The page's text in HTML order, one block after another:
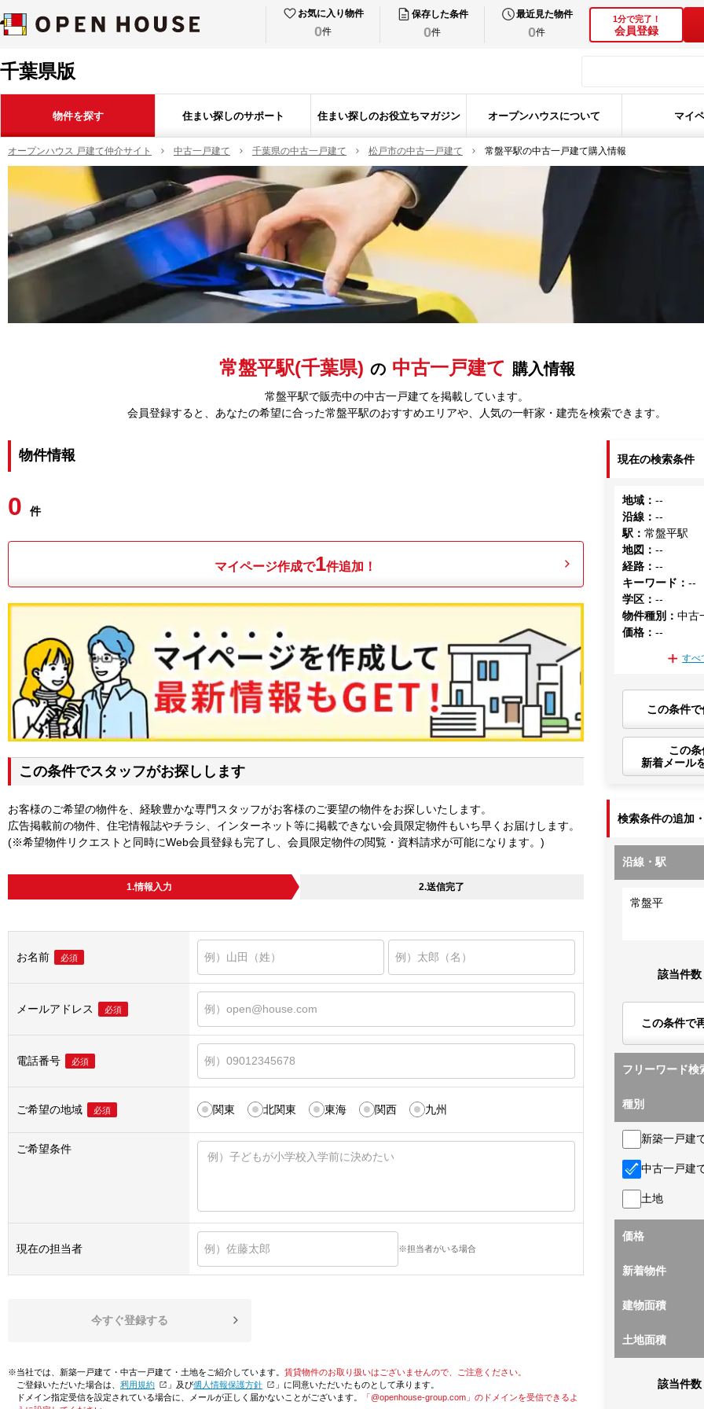
お気に入り物件
0件
保存した条件
0件
最近見た物件
0件
1分で完了！
会員登録
千葉県版
物件を探す 住まい探しのサポート 住まい探しのお役立ちマガジン オープンハウスについて マイ
オープンハウス 戸建て仲介サイト 中古一戸建て 千葉県の中古一戸建て 松戸市の中古一戸建て 常盤平駅の中古一戸建て購入情報
常盤平駅(千葉県) の 中古一戸建て 購入情報
常盤平駅で販売中の中古一戸建てを掲載しています。
会員登録すると、あなたの希望に合った常盤平駅のおすすめエリアや、人気の一軒家・建売を検索できます。
物件情報
0 件
マイページ作成で1件追加！
この条件でスタッフがお探しします
お客様のご希望の物件を、経験豊かな専門スタッフがお客様のご要望の物件をお探しいたします。
広告掲載前の物件、住宅情報誌やチラシ、インターネット等に掲載できない会員限定物件もいち早くお届けします。
(※希望物件リクエストと同時にWeb会員登録も完了し、会員限定物件の閲覧・資料請求が可能になります。)
1.情報入力 2.送信完了
お名前 必須
メールアドレス 必須
電話番号 必須
ご希望の地域 必須 関東 北関東 東海 関西 九州
ご希望条件
現在の担当者 ※担当者がいる場合
今すぐ登録する
※当社では、新築一戸建て・中古一戸建て・土地をご紹介しています。 賃貸物件のお取り扱いはございませんので、ご注意ください。
ご登録いただいた場合は、「利用規約 」及び「個人情報保護方針
」に同意いただいたものとして承ります。
ドメイン指定受信を設定されている場合に、メールが正しく届かないことがございます。
「@openhouse-group.com」のドメインを受信できるよ
現在の検索条件
地域 ：--
沿線 ：--
駅 ：常盤平駅
地図 ：--
経路 ：--
キーワード ：--
学区 ：--
物件種別 ：中古
価格 ：--
すべ
この条件
この
新着メール
検索条件の追加
沿線・駅
常盤平
該当件数
この条件で
フリーワード検
種別
新築一戸建
中古一戸建
土地
価格
新着物件
建物面積
土地面積
該当件数